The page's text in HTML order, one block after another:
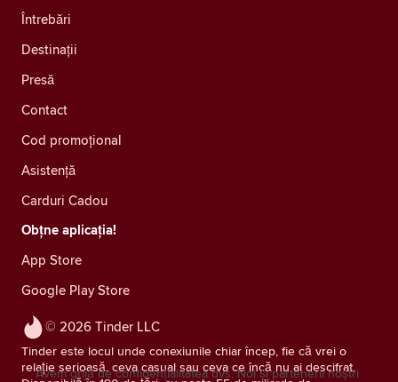
© 2026 Tinder LLC
Tinder este locul unde conexiunile chiar încep, fie că vrei o
relație serioasă, ceva casual sau ceva ce încă nu ai descifrat.
Întrebări
Destinații
Presă
Contact
Cod promoțional
Asistență
Carduri Cadou
Obțne aplicația!
App Store
Google Play Store
Avem grijă de confidențialitatea dvs. Noi și partenerii noștri